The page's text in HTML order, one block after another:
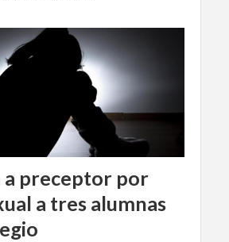
a preceptor por
a tres alumnas